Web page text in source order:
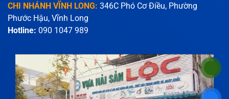
CHI NHÁNH VĨNH LONG: 346C Phó Cơ Điều, Phường
Phước Hậu, Vĩnh Long
Hotline: 090 1047 989